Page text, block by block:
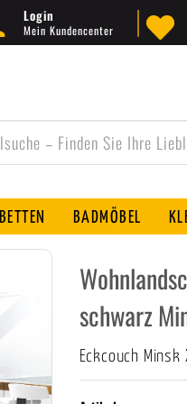
Login
Mein Kundencenter
BETTEN BADMÖBEL
schwarz
Eckcouch